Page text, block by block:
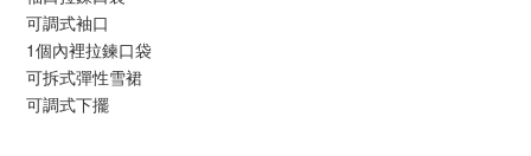
可調式袖口
1個內裡拉鍊口袋
可拆式彈性雪裙
可調式下擺